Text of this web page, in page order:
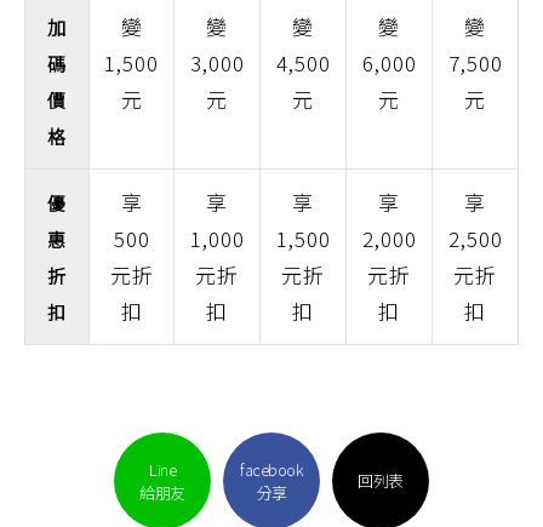
加
碼
價
格
變
1,500
元
變
3,000
元
變
4,500
元
變
6,000
元
變
7,500
元
優
惠
折
扣
享
500
元折
扣
享
1,000
元折
扣
享
1,500
元折
扣
享
2,000
元折
扣
享
2,500
元折
扣
Line
給朋友
facebook
分享
回列表